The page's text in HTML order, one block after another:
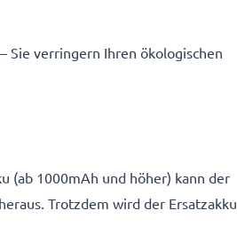
Sie verringern Ihren ökologischen
(ab 1000mAh und höher) kann der
Trotzdem wird der Ersatzakku